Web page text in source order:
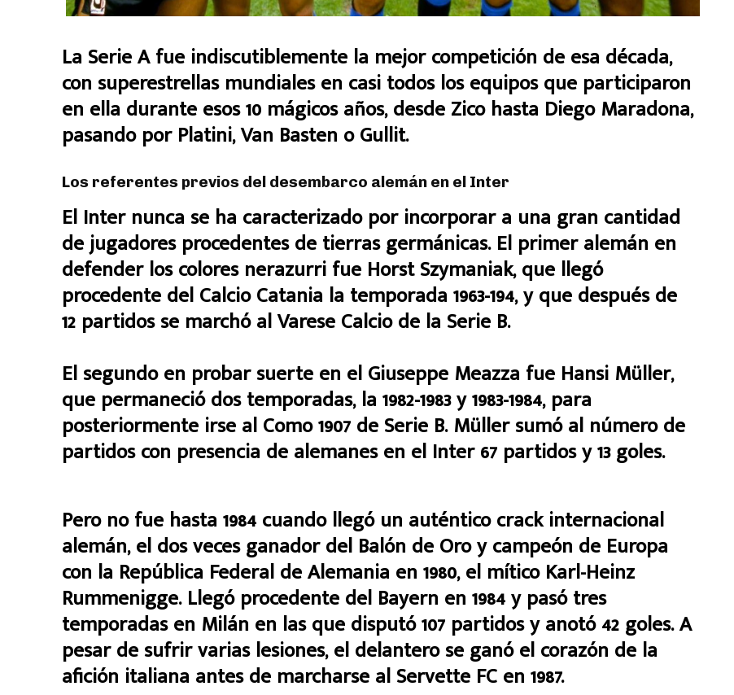
La Serie A fue indiscutiblemente la mejor competición de esa década,
con superestrellas mundiales en casi todos los equipos que participaron
en ella durante esos 10 mágicos años, desde Zico hasta Diego Maradona,
pasando por Platini, Van Basten o Gullit.
Los referentes previos del desembarco alemán en el Inter
El Inter nunca se ha caracterizado por incorporar a una gran cantidad
de jugadores procedentes de tierras germánicas. El primer alemán en
defender los colores nerazurri fue Horst Szymaniak, que llegó
procedente del Calcio Catania la temporada 1963-194, y que después de
12 partidos se marchó al Varese Calcio de la Serie B.
El segundo en probar suerte en el Giuseppe Meazza fue Hansi Müller,
que permaneció dos temporadas, la 1982-1983 y 1983-1984, para
posteriormente irse al Como 1907 de Serie B. Müller sumó al número de
partidos con presencia de alemanes en el Inter 67 partidos y 13 goles.
Pero no fue hasta 1984 cuando llegó un auténtico crack internacional
alemán, el dos veces ganador del Balón de Oro y campeón de Europa
con la República Federal de Alemania en 1980, el mítico Karl-Heinz
Rummenigge. Llegó procedente del Bayern en 1984 y pasó tres
temporadas en Milán en las que disputó 107 partidos y anotó 42 goles. A
pesar de sufrir varias lesiones, el delantero se ganó el corazón de la
afición italiana antes de marcharse al Servette FC en 1987.